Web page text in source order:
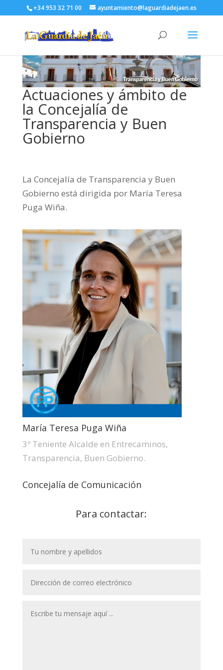
+34 953 32 71 00 ayuntamiento@laguardiadejaen.es
Actuaciones y ámbito de
la Concejalía de
Transparencia y Buen
Gobierno
La Concejalía de Transparencia y Buen
Gobierno está dirigida por María Teresa
Puga Wiña.
María Teresa Puga Wiña
3º Teniente Alcalde en Entrecaminos,
Transparencia, Buen Gobierno.
Concejalía de Comunicación
Para contactar: